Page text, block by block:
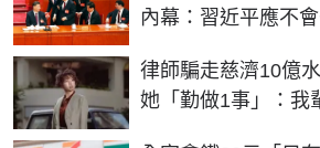
內幕：習近平應不
律師騙走慈濟10億
她「勤做1事」：我